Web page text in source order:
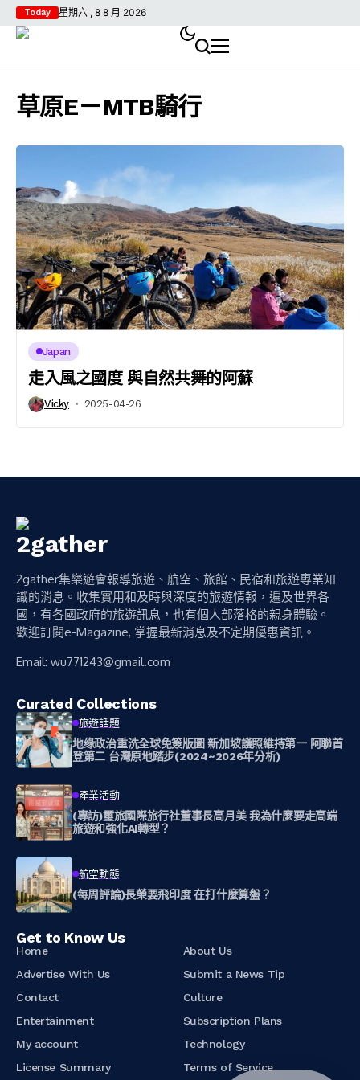
Today 星期六 , 8 8 月 2026
草原E－MTB騎行
Japan
走入風之國度 與自然共舞的阿蘇
Vicky 2025-04-26
2gather集樂遊會報導旅遊、航空、旅館、民宿和旅遊專業知
識的消息。收集實用和及時與深度的旅遊情報，遍及世界各
國，有各國政府的旅遊訊息，也有個人部落格的親身體驗。
歡迎訂閱e-Magazine, 掌握最新消息及不定期優惠資訊。
Email: wu771243@gmail.com
Curated Collections
旅遊話題
地缘政治重洗全球免簽版圖 新加坡護照維持第一 阿聯首
登第二 台灣原地踏步(2024~2026年分析)
產業活動
(專訪)璽旅國際旅行社董事長高月美 我為什麼要走高端
旅遊和強化AI轉型？
航空動態
(每周評論)長榮要飛印度 在打什麼算盤？
Get to Know Us
Home
About Us
Advertise With Us
Submit a News Tip
Contact
Culture
Entertainment
Subscription Plans
My account
Technology
License Summary
Terms of Service